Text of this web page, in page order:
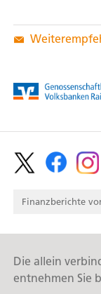
Footer
/
Reports
Finanzberichte
Die allein
entnehmen Sie